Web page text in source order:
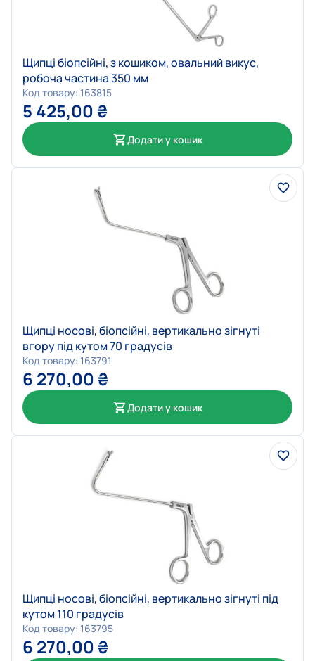
Щипці біопсійні, з кошиком, овальний викус,
робоча частина 350 мм
Код товару: 163815
5 425,00 ₴
Додати у кошик
Щипці носові, біопсійні, вертикально зігнуті
вгору під кутом 70 градусів
Код товару: 163791
6 270,00 ₴
Додати у кошик
Щипці носові, біопсійні, вертикально зігнуті під
кутом 110 градусів
Код товару: 163795
6 270,00 ₴